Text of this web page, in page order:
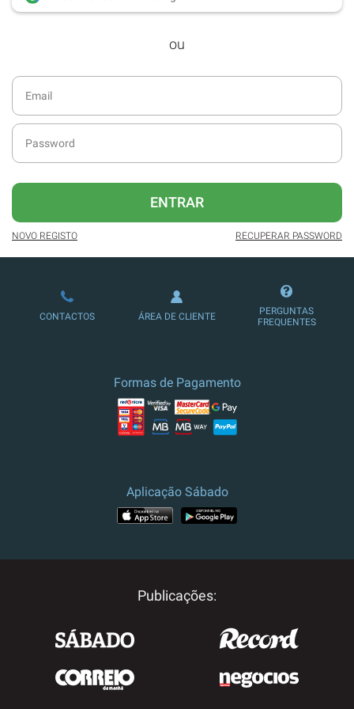
desde dezembro de 2016.
Acesso ao formato digital da SÁBADO
SÁBADO.
diário da atualidade.
publicidade reduzida e não invasiva
no site.
Possibilidade de ler e/ou ouvir artigos.
Ofertas e descontos em produtos,
serviços, eventos desportivos e
ou
ENTRAR
NOVO REGISTO RECUPERAR PASSWORD
CONTACTOS ÁREA DE CLIENTE
PERGUNTAS
FREQUENTES
Formas de Pagamento
Aplicação Sábado
Publicações: